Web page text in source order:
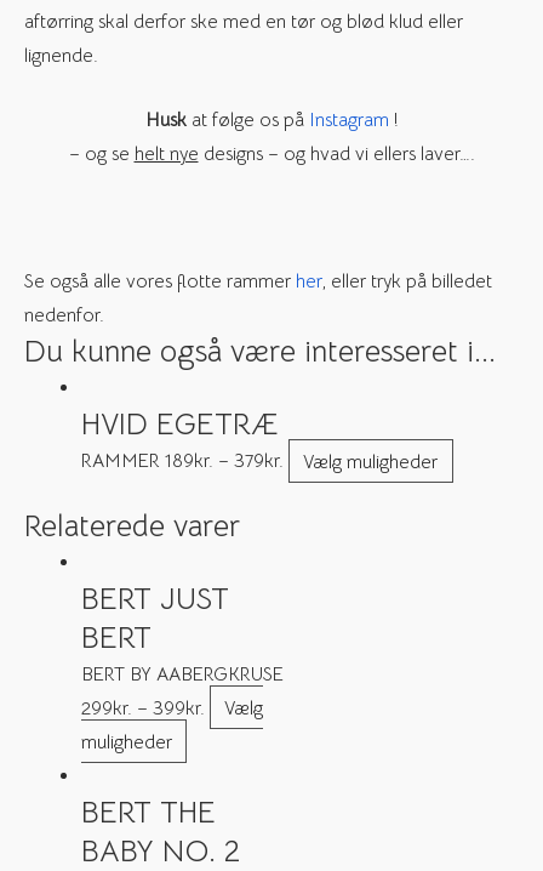
aftørring skal derfor ske med en tør og blød klud eller
lignende.
Huskat følge os på Instagram !
– og se helt nye designs – og hvad vi ellers laver….
Se også alle vores flotte rammer her, eller tryk på billedet
nedenfor.
Du kunne også være interesseret i...
HVID EGETRÆ
RAMMER 189kr. – 379kr. Vælg muligheder
Relaterede varer
BERT JUST
BERT
BERT BY AABERGKRUSE
299kr. – 399kr.
Vælg
muligheder
BERT THE
BABY NO. 2